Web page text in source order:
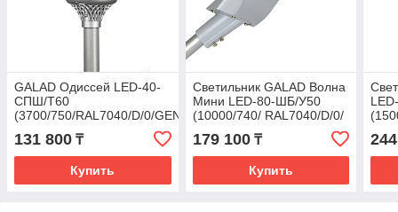
GALAD Одиссей LED-40-
СПШ/Т60
(3700/750/RAL7040/D/0/GEN1)
131 800 ₸
Купить
Светильник GALAD Волна
Мини LED-80-ШБ/У50
(10000/740/ RAL7040/D/0/
IP65.54/SG/ORS/GEN1)
179 100₸
Купить